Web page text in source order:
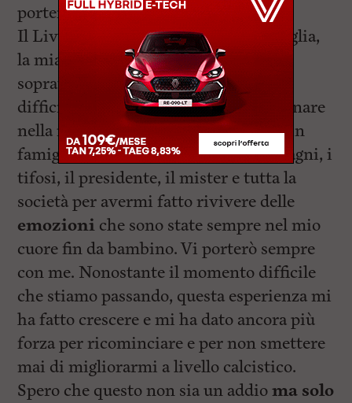
porterò sempre dentro.
Il Livorno è sempre stato la mia famiglia,
la mia casa, nei momenti belli ma
soprattutto anche nei momenti più
difficili… Quest’anno è stato come tornare
nella mia vecchia casa, come tornare in
famiglia. Ringrazio tutti i miei compagni, i
tifosi, il presidente, il mister e tutta la
società per avermi fatto rivivere delle
emozioni che sono state sempre nel mio
cuore fin da bambino. Vi porterò sempre
con me. Nonostante il momento difficile
che stiamo passando, questa esperienza mi
ha fatto crescere e mi ha dato ancora più
forza per ricominciare e per non smettere
mai di migliorarmi a livello calcistico.
Spero che questo non sia un addioma solo